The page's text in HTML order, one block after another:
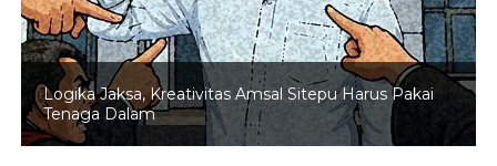
Logika Jaksa, Kreativitas Amsal Sitepu Harus Pakai
Tenaga Dalam